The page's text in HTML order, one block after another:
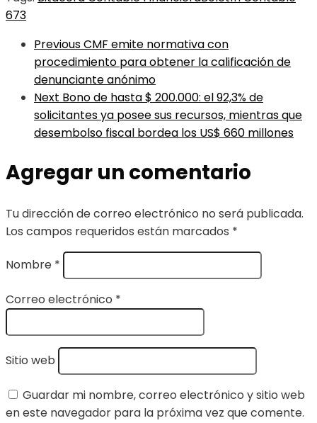
673
PreviousCMF emite normativa con
procedimiento para obtener la calificación de
denunciante anónimo
Next Bono de hasta $ 200.000: el 92,3% de
solicitantes ya posee sus recursos, mientras que
desembolso fiscal bordea los US$ 660 millones
Agregar un comentario
Tu dirección de correo electrónico no será publicada.
Los campos requeridos están marcados *
Nombre *
Correo electrónico *
Sitio web
Guardar mi nombre, correo electrónico y sitio web
en este navegador para la próxima vez que comente.